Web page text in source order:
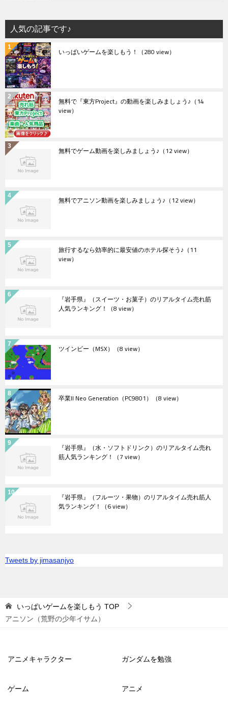
人気の記事です♪
いっぱいゲームを楽しもう！ （280 view）
無料で『東方Project』の動画を楽しみましょう♪ （14
view）
無料でゲーム動画を楽しみましょう♪ （12 view）
無料でアニソン動画を楽しみましょう♪ （12 view）
旅行するなら効率的に最安値のホテル探そう♪ （11
view）
『岩手県』（スイーツ・お菓子）のリアルタイム売れ筋
人気ランキング！ （8 view）
ツインビー（MSX） （8 view）
卒業II Neo Generation（PC9801） （8 view）
『岩手県』（水・ソフトドリンク）のリアルタイム売れ
筋人気ランキング！ （7 view）
『岩手県』（フルーツ・果物）のリアルタイム売れ筋人
気ランキング！ （6 view）
Tweets by jimasanjyo
いっぱいゲームを楽しもう TOP
アニソン（荒野の少年イサム）
アニメキャラクター ガンダムを勉強
ゲーム アニメ